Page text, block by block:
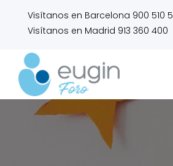
Visítanos en Barcelona 900 510
Visítanos en Madrid 913 360 400